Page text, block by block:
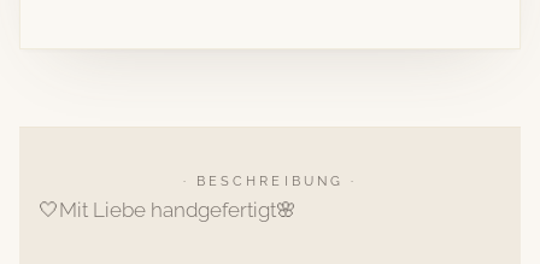
· BESCHREIBUNG ·
🤍Mit Liebe handgefertigt🌸